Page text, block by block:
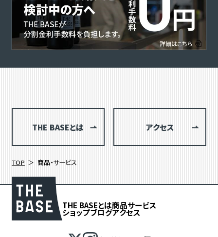
THE BASEとは アクセス
TOP 商品・サービス
THE BASEとは商品サービス
ショップブログアクセス